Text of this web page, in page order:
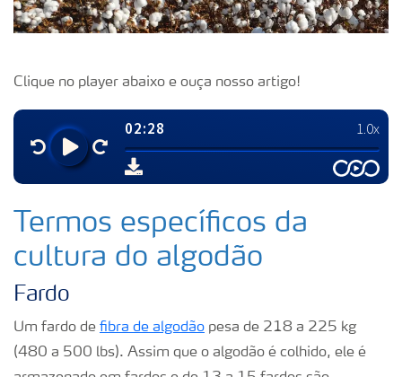
Clique no player abaixo e ouça nosso artigo!
Termos específicos da
cultura do algodão
Fardo
Um fardo de fibra de algodão pesa de 218 a 225 kg
(480 a 500 lbs). Assim que o algodão é colhido, ele é